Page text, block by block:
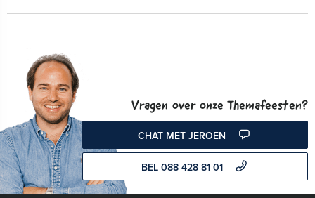
Vragen over onze Themafeesten?
CHAT MET JEROEN
BEL 088 428 81 01